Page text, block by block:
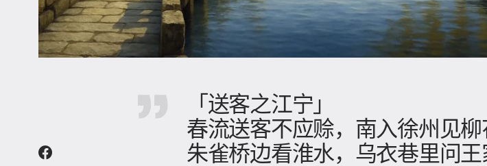
「送客之江宁」
春流送客不应赊，南入徐州见柳
朱雀桥边看淮水，乌衣巷里问王